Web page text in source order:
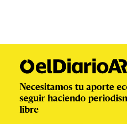
Necesitamos tu aporte
seguir haciendo
libre